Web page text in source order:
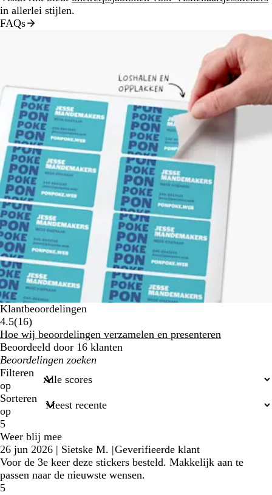
in allerlei stijlen.
FAQs
Klantbeoordelingen
4.5(1616
klantbeoordelingen
)
Hoe wij beoordelingen verzamelen en presenteren
Beoordeeld door 16 klanten
Mijn
zoekopdrachten
Filteren
op
Sorteren
op
5
Weer blij mee
26 jun 2026 | Sietske M. |Geverifieerde klant
Voor de 3e keer deze stickers besteld. Makkelijk aan te
passen naar de nieuwste wensen.
5